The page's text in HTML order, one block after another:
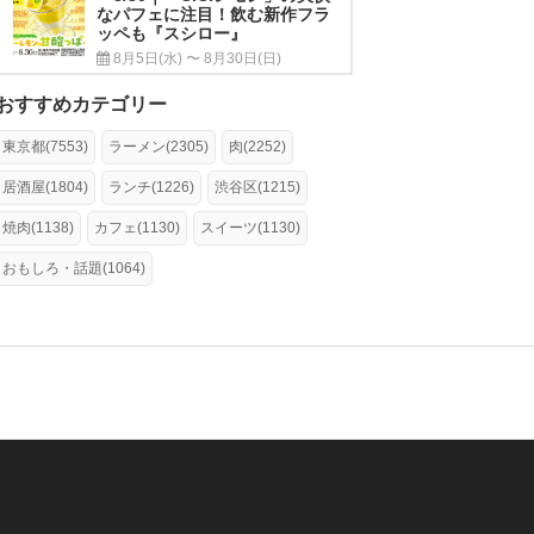
なパフェに注目！飲む新作フラ
ッペも『スシロー』
8月5日(水) 〜 8月30日(日)
すすめカテゴリー
東京都(7553) ラーメン(2305) 肉(2252)
居酒屋(1804) ランチ(1226) 渋谷区(1215)
焼肉(1138) カフェ(1130) スイーツ(1130)
おもしろ・話題(1064)